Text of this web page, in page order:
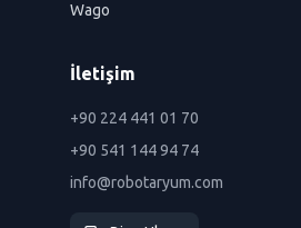
Wago
İletişim
+90 224 441 01 70
+90 541 144 94 74
info@robotaryum.com